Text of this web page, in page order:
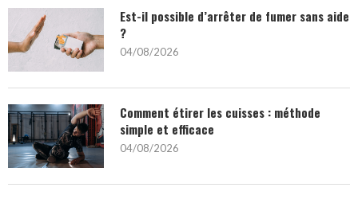
Est-il possible d’arrêter de fumer sans aide
?
04/08/2026
Comment étirer les cuisses : méthode
simple et efficace
04/08/2026